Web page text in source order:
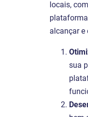
locais,
alcançar e
sua